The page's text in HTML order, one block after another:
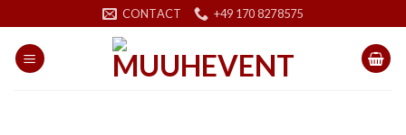
to
content
CONTACT +49 170 8278575